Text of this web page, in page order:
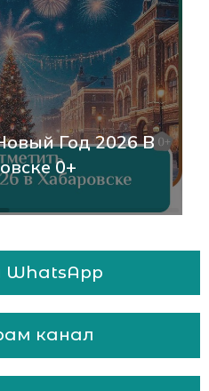
Год 2026 В
0+
WhatsApp
канал